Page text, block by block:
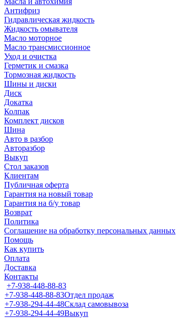
Антифриз
Гидравлическая жидкость
Жидкость омывателя
Масло моторное
Масло трансмиссионное
Уход и очистка
Герметик и смазка
Тормозная жидкость
Шины и диски
Диск
Докатка
Колпак
Комплект дисков
Шина
Авто в разбор
Авторазбор
Выкуп
Стол заказов
Клиентам
Публичная оферта
Гарантия на новый товар
Гарантия на б/у товар
Возврат
Политика
Соглашение на обработку персональных данных
Помощь
Как купить
Оплата
Доставка
Контакты
+7-938-448-88-83
+7-938-448-88-83Отдел продаж
+7-938-294-44-48Склад самовывоза
+7-938-294-44-49Выкуп